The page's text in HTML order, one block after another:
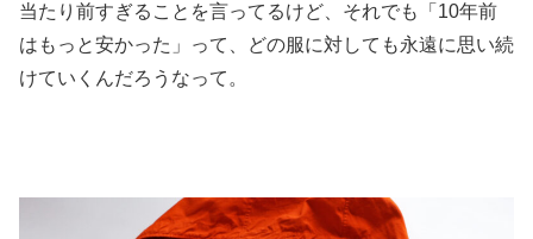
当たり前すぎることを言ってるけど、それでも「10年前
はもっと安かった」って、どの服に対しても永遠に思い続
けていくんだろうなって。